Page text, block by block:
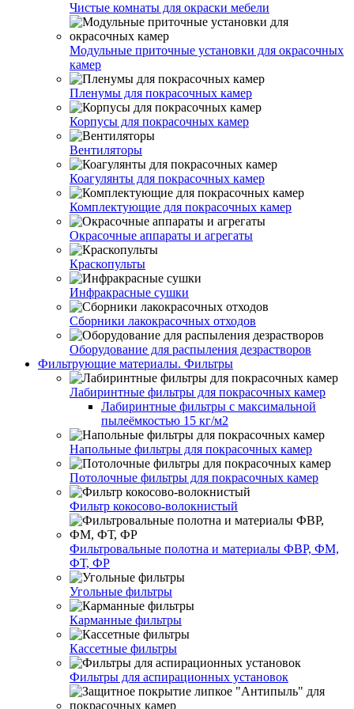
Чистые комнаты для окраски мебели
Модульные приточные установки для окрасочных
камер
Пленумы для покрасочных камер
Корпусы для покрасочных камер
Вентиляторы
Коагулянты для покрасочных камер
Комплектующие для покрасочных камер
Окрасочные аппараты и агрегаты
Краскопульты
Инфракрасные сушки
Сборники лакокрасочных отходов
Оборудование для распыления дезрастворов
Фильтрующие материалы. Фильтры
Лабиринтные фильтры для покрасочных камер
Лабиринтные фильтры с максимальной
пылеёмкостью 15 кг/м2
Напольные фильтры для покрасочных камер
Потолочные фильтры для покрасочных камер
Фильтр кокосово-волокнистый
Фильтровальные полотна и материалы ФВР, ФМ,
ФТ, ФР
Угольные фильтры
Карманные фильтры
Кассетные фильтры
Фильтры для аспирационных установок